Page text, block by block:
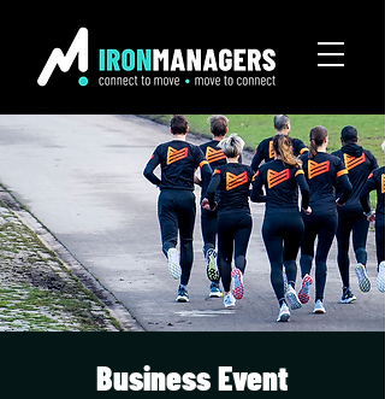
Business Event